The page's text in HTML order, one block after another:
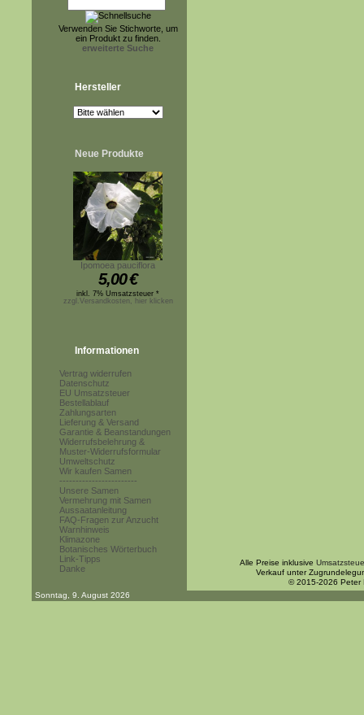
Verwenden Sie Stichworte, um
ein Produkt zu finden.
erweiterte Suche
Hersteller
Neue Produkte
Ipomoea pauciflora
5,00€
inkl. 7% Umsatzsteuer *
zzgl.Versandkosten, hier klicken
Informationen
Vertrag widerrufen
Datenschutz
EU Umsatzsteuer
Bestellablauf
Zahlungsarten
Lieferung & Versand
Garantie & Beanstandungen
Widerrufsbelehrung &
Muster-Widerrufsformular
Umweltschutz
Wir kaufen Samen
------------------------
Unsere Samen
Vermehrung mit Samen
Aussaatanleitung
FAQ-Fragen zur Anzucht
Warnhinweis
Klimazone
Botanisches Wörterbuch
Link-Tipps
Danke
Alle Preise inklusive
Verkauf unter
© 2015-2026 Peter
Sonntag, 9. August 2026